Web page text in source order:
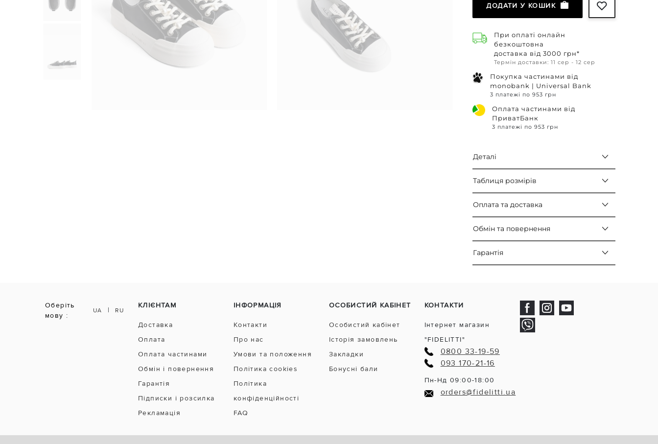
ДОДАТИ У КОШИК
При оплаті онлайн
безкоштовна
доставка від 3000 грн*
Термін доставки: 11 сер - 12 сер
Покупка частинами від
monobank | Universal Bank
3 платежі по 953 грн
Оплата частинами від
ПриватБанк
3 платежі по 953 грн
Деталі
Таблиця розмірів
Оплата та доставка
Обмін та повернення
Гарантія
Оберіть
мову :
UA | RU
КЛІЄНТАМ
Доставка
Оплата
Оплата частинами
Обмін і повернення
Гарантія
Підписки і розсилка
Рекламація
ІНФОРМАЦІЯ
Контакти
Про нас
Умови та положення
Політика cookies
Політика
конфіденційності
FAQ
ОСОБИСТИЙ КАБІНЕТ
Особистий кабінет
Історія замовлень
Закладки
Бонусні бали
КОНТАКТИ
Інтернет магазин
"FIDELITTI"
0800 33-19-59
093 170-21-16
Пн-Нд 09:00-18:00
orders@fidelitti.ua